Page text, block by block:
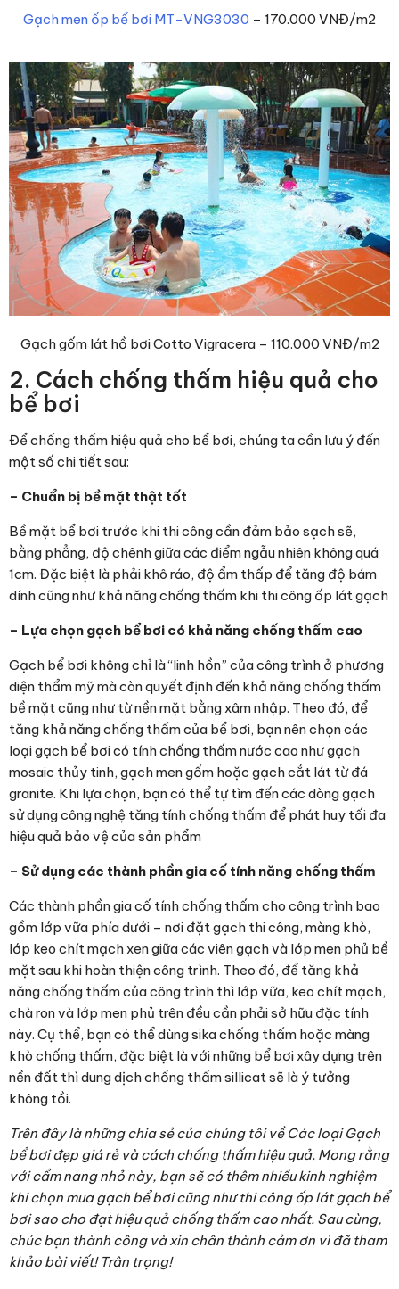
Gạch men ốp bể bơi MT-VNG3030 – 170.000 VNĐ/m2
Gạch gốm lát hồ bơi Cotto Vigracera – 110.000 VNĐ/m2
2. Cách chống thấm hiệu quả cho
bể bơi
Để chống thấm hiệu quả cho bể bơi, chúng ta cần lưu ý đến
một số chi tiết sau:
– Chuẩn bị bề mặt thật tốt
Bề mặt bể bơi trước khi thi công cần đảm bảo sạch sẽ,
bằng phẳng, độ chênh giữa các điểm ngẫu nhiên không quá
1cm. Đặc biệt là phải khô ráo, độ ẩm thấp để tăng độ bám
dính cũng như khả năng chống thấm khi thi công ốp lát gạch
– Lựa chọn gạch bể bơi có khả năng chống thấm cao
Gạch bể bơi không chỉ là “linh hồn” của công trình ở phương
diện thẩm mỹ mà còn quyết định đến khả năng chống thấm
bề mặt cũng như từ nền mặt bằng xâm nhập. Theo đó, để
tăng khả năng chống thấm của bể bơi, bạn nên chọn các
loại gạch bể bơi có tính chống thấm nước cao như gạch
mosaic thủy tinh, gạch men gốm hoặc gạch cắt lát từ đá
granite. Khi lựa chọn, bạn có thể tự tìm đến các dòng gạch
sử dụng công nghệ tăng tính chống thấm để phát huy tối đa
hiệu quả bảo vệ của sản phẩm
– Sử dụng các thành phần gia cố tính năng chống thấm
Các thành phần gia cố tính chống thấm cho công trình bao
gồm lớp vữa phía dưới – nơi đặt gạch thi công, màng khò,
lớp keo chít mạch xen giữa các viên gạch và lớp men phủ bề
mặt sau khi hoàn thiện công trình. Theo đó, để tăng khả
năng chống thấm của công trình thì lớp vữa, keo chít mạch,
chà ron và lớp men phủ trên đều cần phải sở hữu đặc tính
này. Cụ thể, bạn có thể dùng sika chống thấm hoặc màng
khò chống thấm, đặc biệt là với những bể bơi xây dựng trên
nền đất thì dung dịch chống thấm sillicat sẽ là ý tưởng
không tồi.
Trên đây là những chia sẻ của chúng tôi về Các loại Gạch
bể bơi đẹp giá rẻ và cách chống thấm hiệu quả. Mong rằng
với cẩm nang nhỏ này, bạn sẽ có thêm nhiều kinh nghiệm
khi chọn mua gạch bể bơi cũng như thi công ốp lát gạch bể
bơi sao cho đạt hiệu quả chống thấm cao nhất. Sau cùng,
chúc bạn thành công và xin chân thành cảm ơn vì đã tham
khảo bài viết! Trân trọng!